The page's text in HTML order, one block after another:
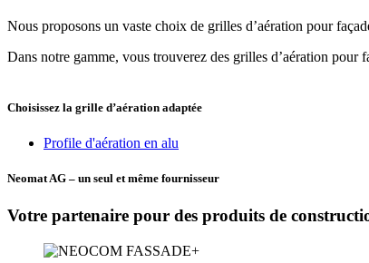
Nous proposons un vaste choix de grilles d’aération pour
Dans notre gamme, vous trouverez des grilles d’aération pour
Choisissez la grille d’aération adaptée
Profile d'aération en alu
Neomat AG – un seul et même fournisseur
Votre partenaire pour des produits de